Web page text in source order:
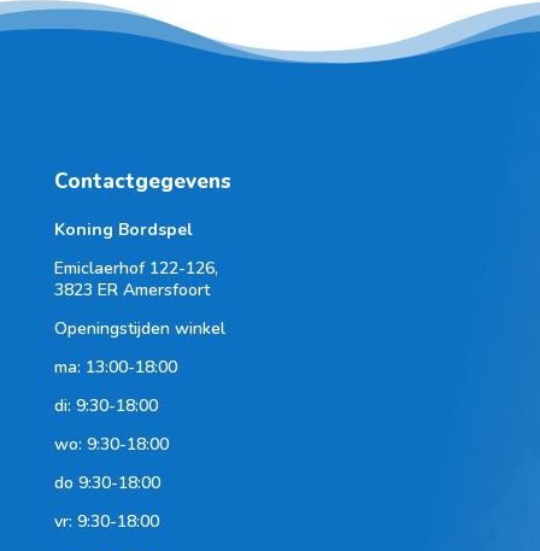
Contactgegevens
Koning Bordspel
Emiclaerhof 122-126,
3823 ER Amersfoort
Openingstijden winkel
ma: 13:00-18:00
di: 9:30-18:00
wo: 9:30-18:00
do 9:30-18:00
vr: 9:30-18:00